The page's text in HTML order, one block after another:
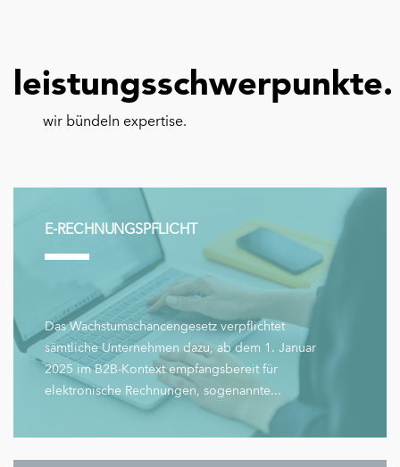
leistungsschwerpunkte.
wir bündeln expertise.
E-RECHNUNGSPFLICHT
Das Wachstumschancengesetz verpflichtet
sämtliche Unternehmen dazu, ab dem 1. Januar
2025 im B2B-Kontext empfangsbereit für
elektronische Rechnungen, sogenannte...